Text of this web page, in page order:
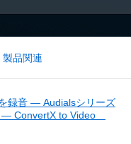
製品関連
録音 ― Audialsシリーズ
― ConvertX to Video